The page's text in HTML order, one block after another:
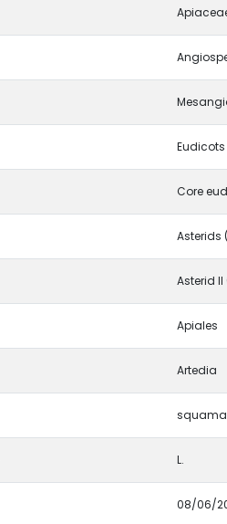
Core
Asterids
Asterid
Apiales
Artedia
L.
08/06/